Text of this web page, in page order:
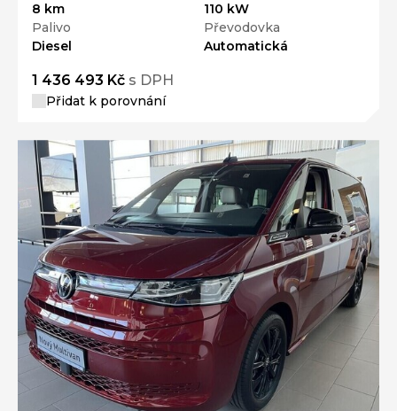
8 km
110 kW
Palivo
Diesel
Převodovka
Automatická
1 436 493 Kč s DPH
Přidat k porovnání